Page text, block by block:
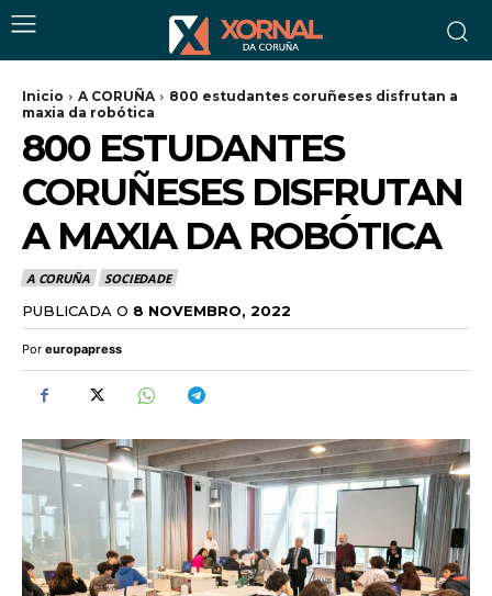
Inicio A CORUÑA
800 estudantes coruñeses disfrutan a
maxia da robótica
800 ESTUDANTES
CORUÑESES DISFRUTAN
A MAXIA DA ROBÓTICA
A CORUÑA SOCIEDADE
PUBLICADA O 8 NOVEMBRO, 2022
Por europapress